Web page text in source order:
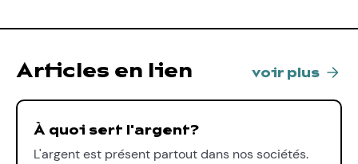
Articles en lien voir plus
À quoi sert l'argent?
L'argent est présent partout dans nos sociétés.